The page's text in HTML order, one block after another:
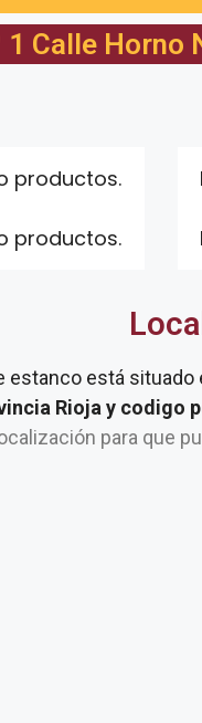
Calle Horno
productos.
productos.
estanco está situado
Rioja y codigo
para que